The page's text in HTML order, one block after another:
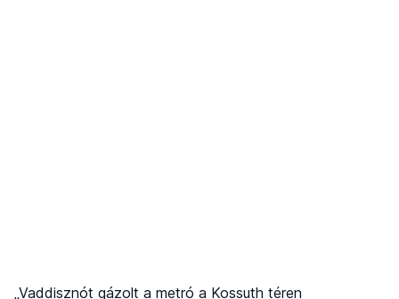
„Vaddisznót gázolt a metró a Kossuth téren